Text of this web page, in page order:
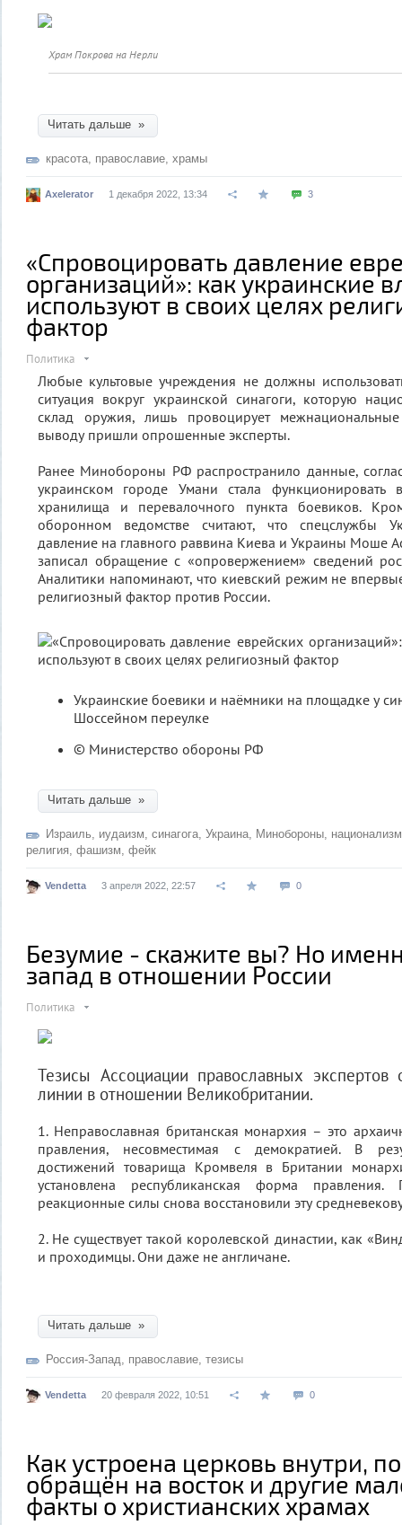
Храм Покрова на Нерли
Читать дальше »
красота православие храмы
Axelerator 1 декабря 2022, 13:34 3
«Спровоцировать давление
организаций»: как украинские
используют в своих целях
фактор
Политика
Любые культовые учреждения не должны
ситуация вокруг украинской синагоги, которую
склад оружия, лишь провоцирует
выводу пришли опрошенные эксперты.
Ранее Минобороны РФ распространило данные,
украинском городе Умани стала функционировать
хранилища и перевалочного пункта боевиков.
оборонном ведомстве считают, что спецслужбы
давление на главного раввина Киева и Украины Моше
записал обращение с «опровержением» сведений
Аналитики напоминают, что киевский режим не
религиозный фактор против России.
Украинские боевики и наёмники на площадке у
Шоссейном переулке
© Министерство обороны РФ
Читать дальше »
Израиль иудаизм синагога Украина Минобороны национализм
религия фашизм фейк
Vendetta 3 апреля 2022, 22:57 0
Безумие - скажите вы? Но
запад в отношении России
Политика
Тезисы Ассоциации православных экспертов
линии в отношении Великобритании.
1. Неправославная британская монархия – это
правления, несовместимая с демократией. В
достижений товарища Кромвеля в Британии
установлена республиканская форма
реакционные силы снова восстановили эту
2. Не существует такой королевской династии, как
и проходимцы. Они даже не англичане.
Читать дальше »
Россия-Запад православие тезисы
Vendetta 20 февраля 2022, 10:51 0
Как устроена церковь внутри,
обращён на восток и другие
факты о христианских храмах